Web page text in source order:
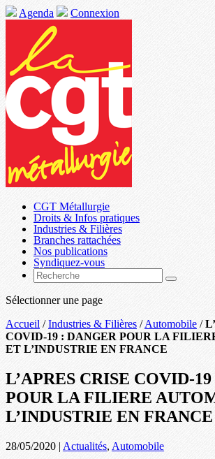
Agenda Connexion
CGT Métallurgie
Droits & Infos pratiques
Industries & Filières
Branches rattachées
Nos publications
Syndiquez-vous
Sélectionner une page
Accueil /Industries & Filières /Automobile /
COVID-19 : DANGER POUR LA
ET L’INDUSTRIE EN FRANCE
L’APRES CRISE COVID-
POUR LA FILIERE
L’INDUSTRIE EN FRANCE
28/05/2020 | Actualités, Automobile